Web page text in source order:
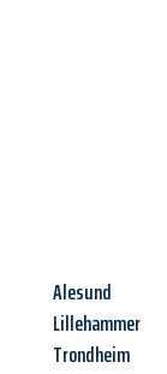
Alesund
Lillehammer
Trondheim